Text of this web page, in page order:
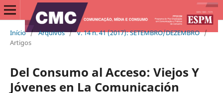
Início / Arquivos / v. 14 n. 41 (2017): SETEMBRO/DEZEMBRO /
Artigos
Del Consumo al Acceso: Viejos Y
Jóvenes en La Comunicación